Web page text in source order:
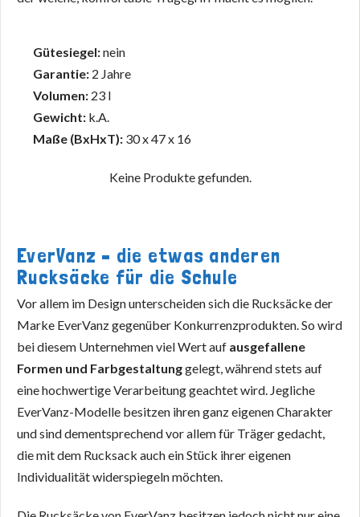
Gütesiegel:nein
Garantie: 2 Jahre
Volumen: 23 l
Gewicht: k.A.
Maße (BxHxT): 30 x 47 x 16
Keine Produkte gefunden.
EverVanz – die etwas anderen
Rucksäcke für die Schule
Vor allem im Design unterscheiden sich die Rucksäcke der
Marke EverVanz gegenüber Konkurrenzprodukten. So wird
bei diesem Unternehmen viel Wert auf ausgefallene
Formen und Farbgestaltunggelegt, während stets auf
eine hochwertige Verarbeitung geachtet wird. Jegliche
EverVanz-Modelle besitzen ihren ganz eigenen Charakter
und sind dementsprechend vor allem für Träger gedacht,
die mit dem Rucksack auch ein Stück ihrer eigenen
Individualität widerspiegeln möchten.